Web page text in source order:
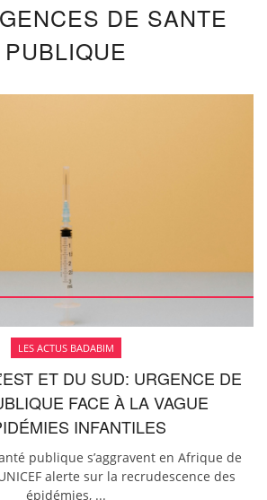
DE SANTE
PUBLIQUE
LES ACTUS BADABIM
ET DU SUD: URGENCE DE
FACE À LA VAGUE
INFANTILES
publique s’aggravent en Afrique de
alerte sur la recrudescence des
épidémies, ...